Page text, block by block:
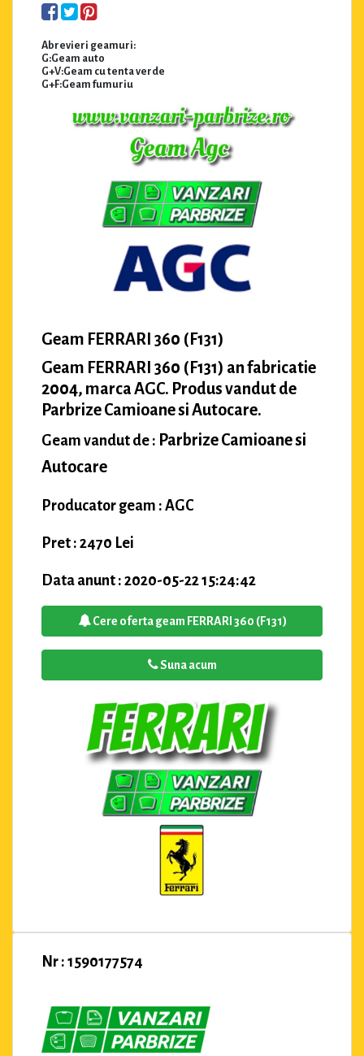
Abrevieri geamuri:
G:Geam auto
G+V:Geam cu tenta verde
G+F:Geam fumuriu
Geam FERRARI 360 (F131)
Geam FERRARI 360 (F131) an fabricatie
2004, marca AGC. Produs vandut de
Parbrize Camioane si Autocare.
Geam vandut de : Parbrize Camioane si
Autocare
Producator geam : AGC
Pret : 2470 Lei
Data anunt : 2020-05-22 15:24:42
Cere oferta geam FERRARI 360 (F131)
Suna acum
Nr : 1590177574